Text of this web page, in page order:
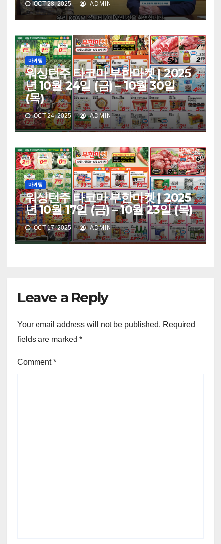
OCT 28, 2025 ADMIN
마케팅
워싱턴주 타코마 부한마켓 | 2025
년 10월 24일 (금) – 10월 30일
(목)
OCT 24, 2025 ADMIN
마케팅
워싱턴주 타코마 부한마켓 | 2025
년 10월 17일 (금) – 10월 23일 (목)
OCT 17, 2025 ADMIN
Leave a Reply
Your email address will not be published. Required
fields are marked *
Comment*